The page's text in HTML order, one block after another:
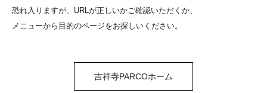
恐れ入りますが、URLが正しいかご確認いただくか、
メニューから目的のページをお探しいください。
吉祥寺PARCOホーム